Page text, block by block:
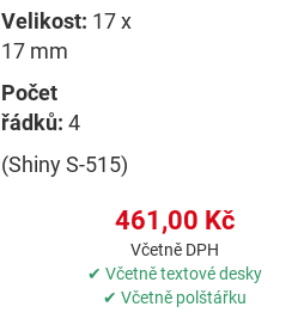
Velikost: 17 x
17 mm
Počet
řádků: 4
(Shiny S-515)
461,00 Kč
Včetně DPH
✔ Včetně textové desky
✔ Včetně polštářku